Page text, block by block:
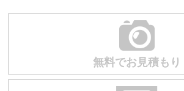
無料でお見積もり